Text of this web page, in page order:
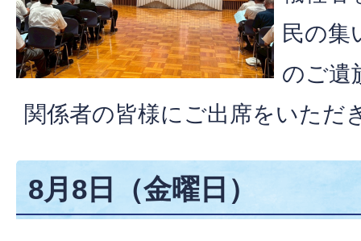
民の集
のご遺
関係者の皆様にご出席をいただ
8月8日（金曜日）